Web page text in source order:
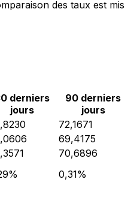
des taux est mis
derniers
jours
90 derniers
jours
72,1671
69,4175
70,6896
0,31%